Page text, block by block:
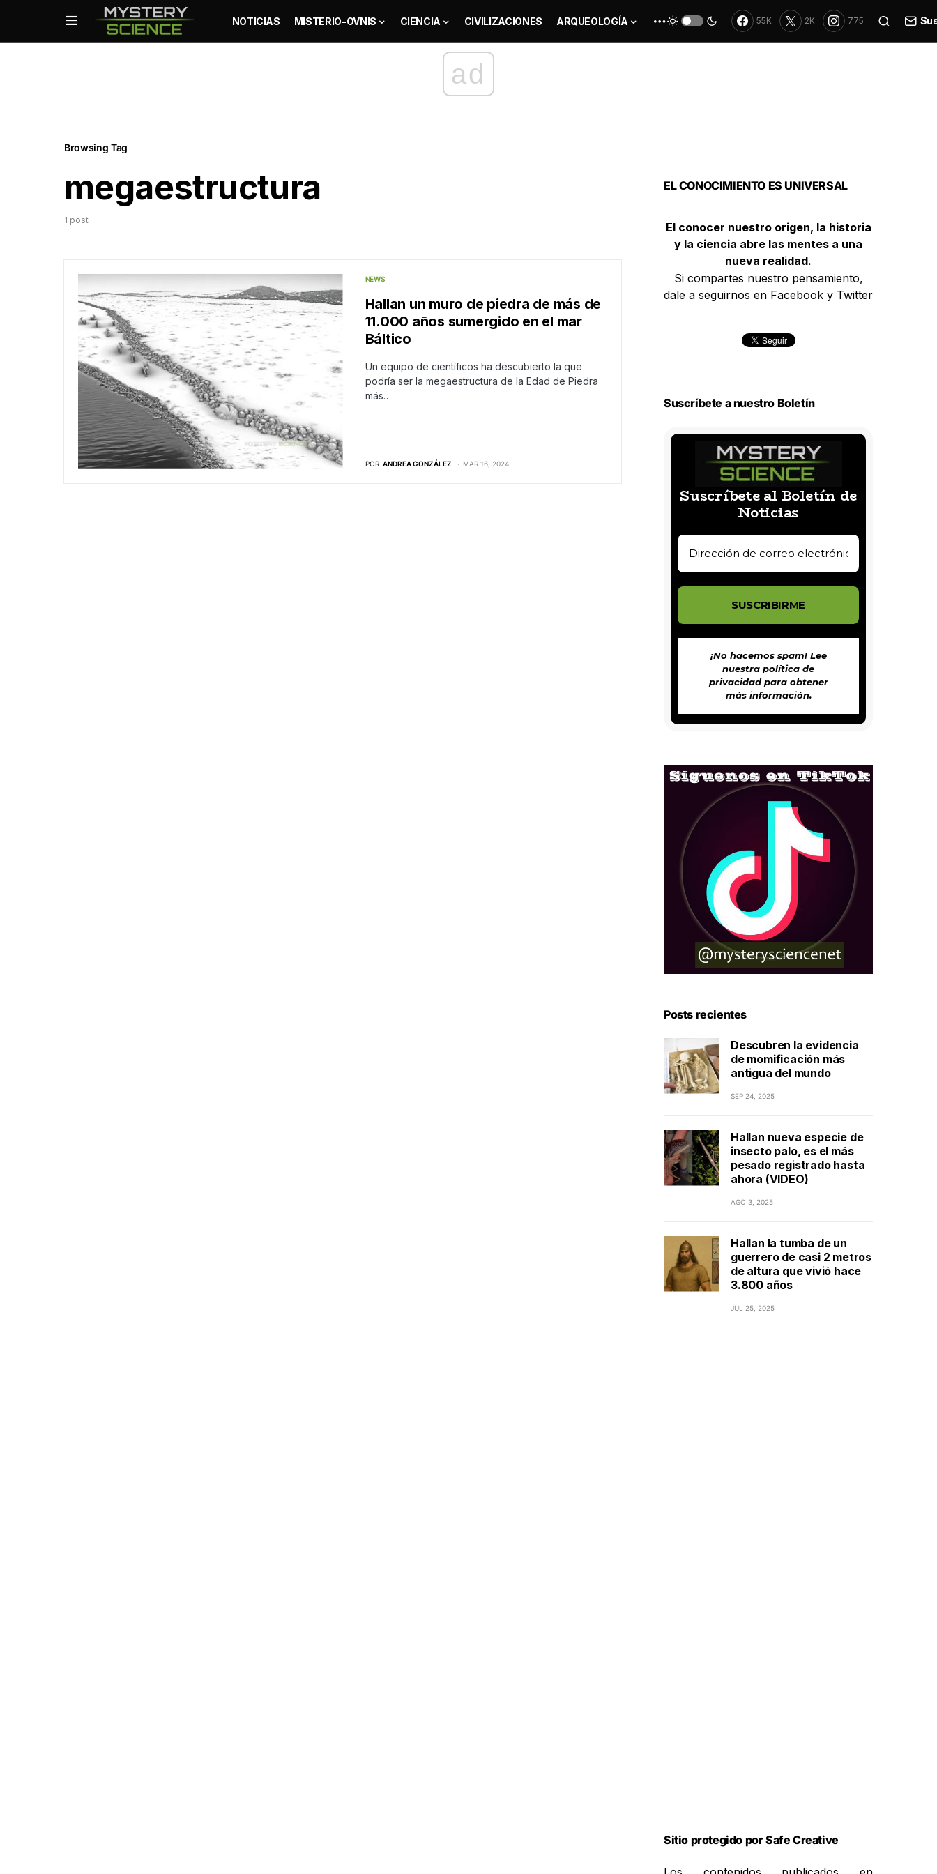
NOTICIAS MISTERIO-OVNIS CIENCIA CIVILIZACIONES ARQUEOLOGÍA 55K 2K 775
ad
Browsing Tag
megaestructura
1 post
NEWS
Hallan un muro de piedra de más de
11.000 años sumergido en el mar
Báltico
Un equipo de científicos ha descubierto la que
podría ser la megaestructura de la Edad de Piedra
más…
POR ANDREA GONZÁLEZ MAR 16, 2024
EL CONOCIMIENTO ES UNIVERSAL
El conocer nuestro origen, la historia
y la ciencia abre las mentes a una
nueva realidad.
Si compartes nuestro pensamiento,
dale a seguirnos en Facebook y Twitter
Suscríbete a nuestro Boletín
Suscríbete al Boletín de
Noticias
¡No hacemos spam! Lee
nuestra política de
privacidadpara obtener
más información.
Posts recientes
Descubren la evidencia
de momificación más
antigua del mundo
SEP 24, 2025
Hallan nueva especie de
insecto palo, es el más
pesado registrado hasta
ahora (VIDEO)
AGO 3, 2025
Hallan la tumba de un
guerrero de casi 2 metros
de altura que vivió hace
3.800 años
JUL 25, 2025
Sitio protegido por Safe Creative